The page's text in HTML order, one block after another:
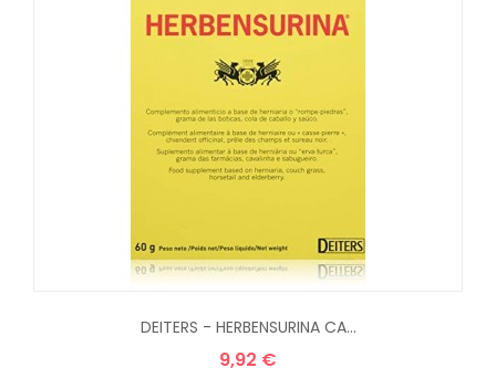
DEITERS - HERBENSURINA CA...
Precio
9,92 €